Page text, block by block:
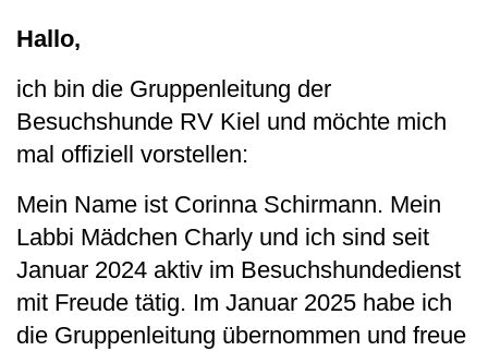
Hallo,
ich bin die Gruppenleitung der
Besuchshunde RV Kiel und möchte mich
mal offiziell vorstellen:
Mein Name ist Corinna Schirmann. Mein
Labbi Mädchen Charly und ich sind seit
Januar 2024 aktiv im Besuchshundedienst
mit Freude tätig. Im Januar 2025 habe ich
die Gruppenleitung übernommen und freue